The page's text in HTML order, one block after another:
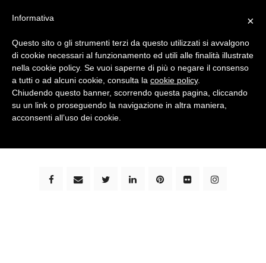
bimbi e viaggi - family travel blog: community #1 in
×
Informativa
Questo sito o gli strumenti terzi da questo utilizzati si avvalgono
di cookie necessari al funzionamento ed utili alle finalità illustrate
nella cookie policy. Se vuoi saperne di più o negare il consenso
a tutti o ad alcuni cookie, consulta la cookie policy.
Chiudendo questo banner, scorrendo questa pagina, cliccando
su un link o proseguendo la navigazione in altra maniera,
acconsenti all’uso dei cookie.